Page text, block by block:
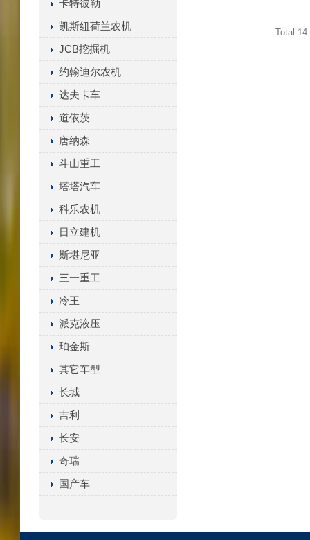
卡特彼勒
凯斯纽荷兰农机
JCB挖掘机
约翰迪尔农机
达夫卡车
道依茨
唐纳森
斗山重工
塔塔汽车
科乐农机
日立建机
斯堪尼亚
三一重工
冷王
派克液压
珀金斯
其它车型
长城
吉利
长安
奇瑞
国产车
12901,P181050Total 14